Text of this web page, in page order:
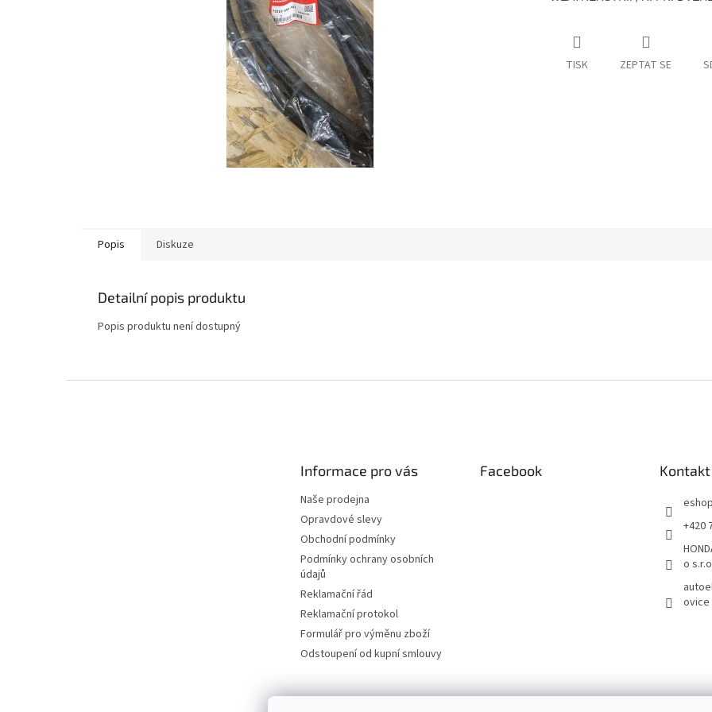
TISK ZEPTAT SE
Popis Diskuze
Detailní popis produktu
Popis produktu není dostupný
Informace pro vás
Naše prodejna
Opravdové slevy
Obchodní podmínky
Podmínky ochrany osobních
údajů
Reklamační řád
Reklamační protokol
Formulář pro výměnu zboží
Odstoupení od kupní smlouvy
Facebook Kontakt
eshop
+420
o
ovice